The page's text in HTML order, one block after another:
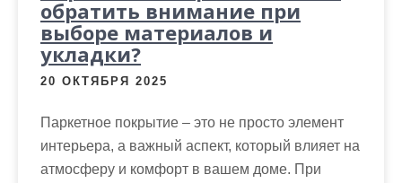
обратить внимание при
выборе материалов и
укладки?
20 ОКТЯБРЯ 2025
Паркетное покрытие – это не просто элемент
интерьера, а важный аспект, который влияет на
атмосферу и комфорт в вашем доме. При